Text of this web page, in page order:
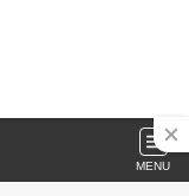
MENU